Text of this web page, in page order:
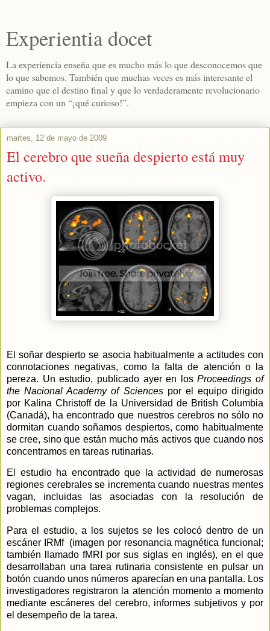
Experientia docet
La experiencia enseña que es mucho más lo que desconocemos que
lo que sabemos. También que muchas veces es más interesante el
camino que el destino final y que lo verdaderamente revolucionario
empieza con un “¡qué curioso!”.
martes, 12 de mayo de 2009
El cerebro que sueña despierto está muy
activo.
El soñar despierto se asocia habitualmente a actitudes con
connotaciones negativas, como la falta de atención o la
pereza. Un estudio, publicado ayer en losProceedings of
the Nacional Academy of Sciencespor el equipo dirigido
por Kalina Christoff de
la Universidad de British Columbia
(Canadá), ha encontrado que nuestros cerebros no sólo no
dormitan cuando soñamos despiertos, como habitualmente
se cree, sino que están mucho más activos que cuando nos
concentramos en tareas rutinarias.
El estudio ha encontrado que la actividad de numerosas
regiones cerebrales se incrementa cuando nuestras mentes
vagan, incluidas las asociadas con la resolución de
problemas complejos.
Para el estudio, a los sujetos se les colocó dentro de un
escáner IRMf
(imagen por resonancia magnética funcional;
también llamado fMRI por sus siglas en inglés), en el que
desarrollaban una tarea rutinaria consistente en pulsar un
botón cuando unos números aparecían en una pantalla. Los
investigadores registraron la atención momento a momento
mediante escáneres del cerebro, informes subjetivos y por
el desempeño de la tarea.